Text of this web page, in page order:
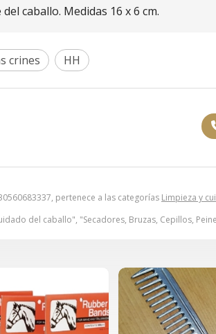
pertenece a las categorías Limpieza y
del caballo", "Secadores, Bruzas, Cepillos,
caballo. Medidas 16 x 6 cm.
crines HH